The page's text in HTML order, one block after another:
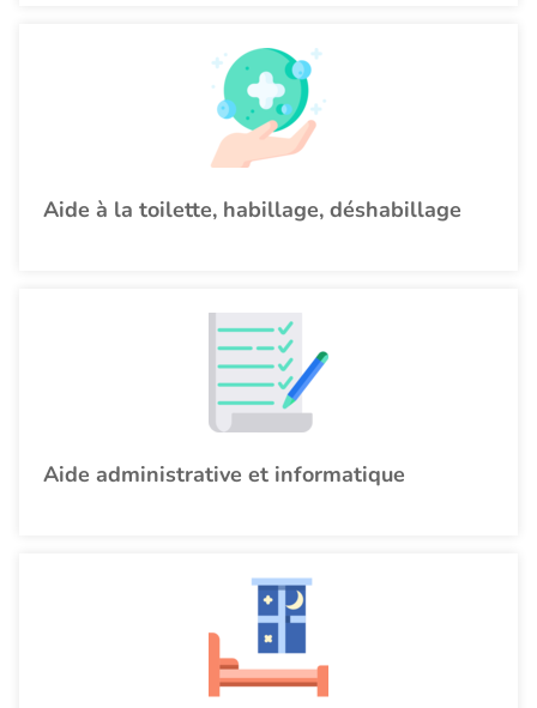
Aide à la toilette, habillage, déshabillage
Aide administrative et informatique